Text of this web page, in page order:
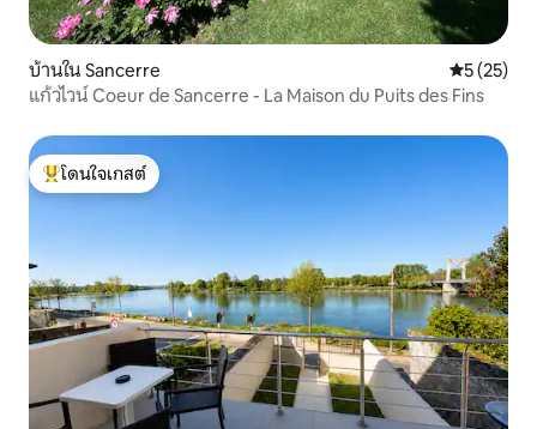
บ้านใน Sancerre คะแนนเฉลี่
5 (25)
แก้วไวน์ Coeur de Sancerre - La Maison du Puits des Fins
โดนใจเกสต์ที่สุด
โดนใจเกสต์